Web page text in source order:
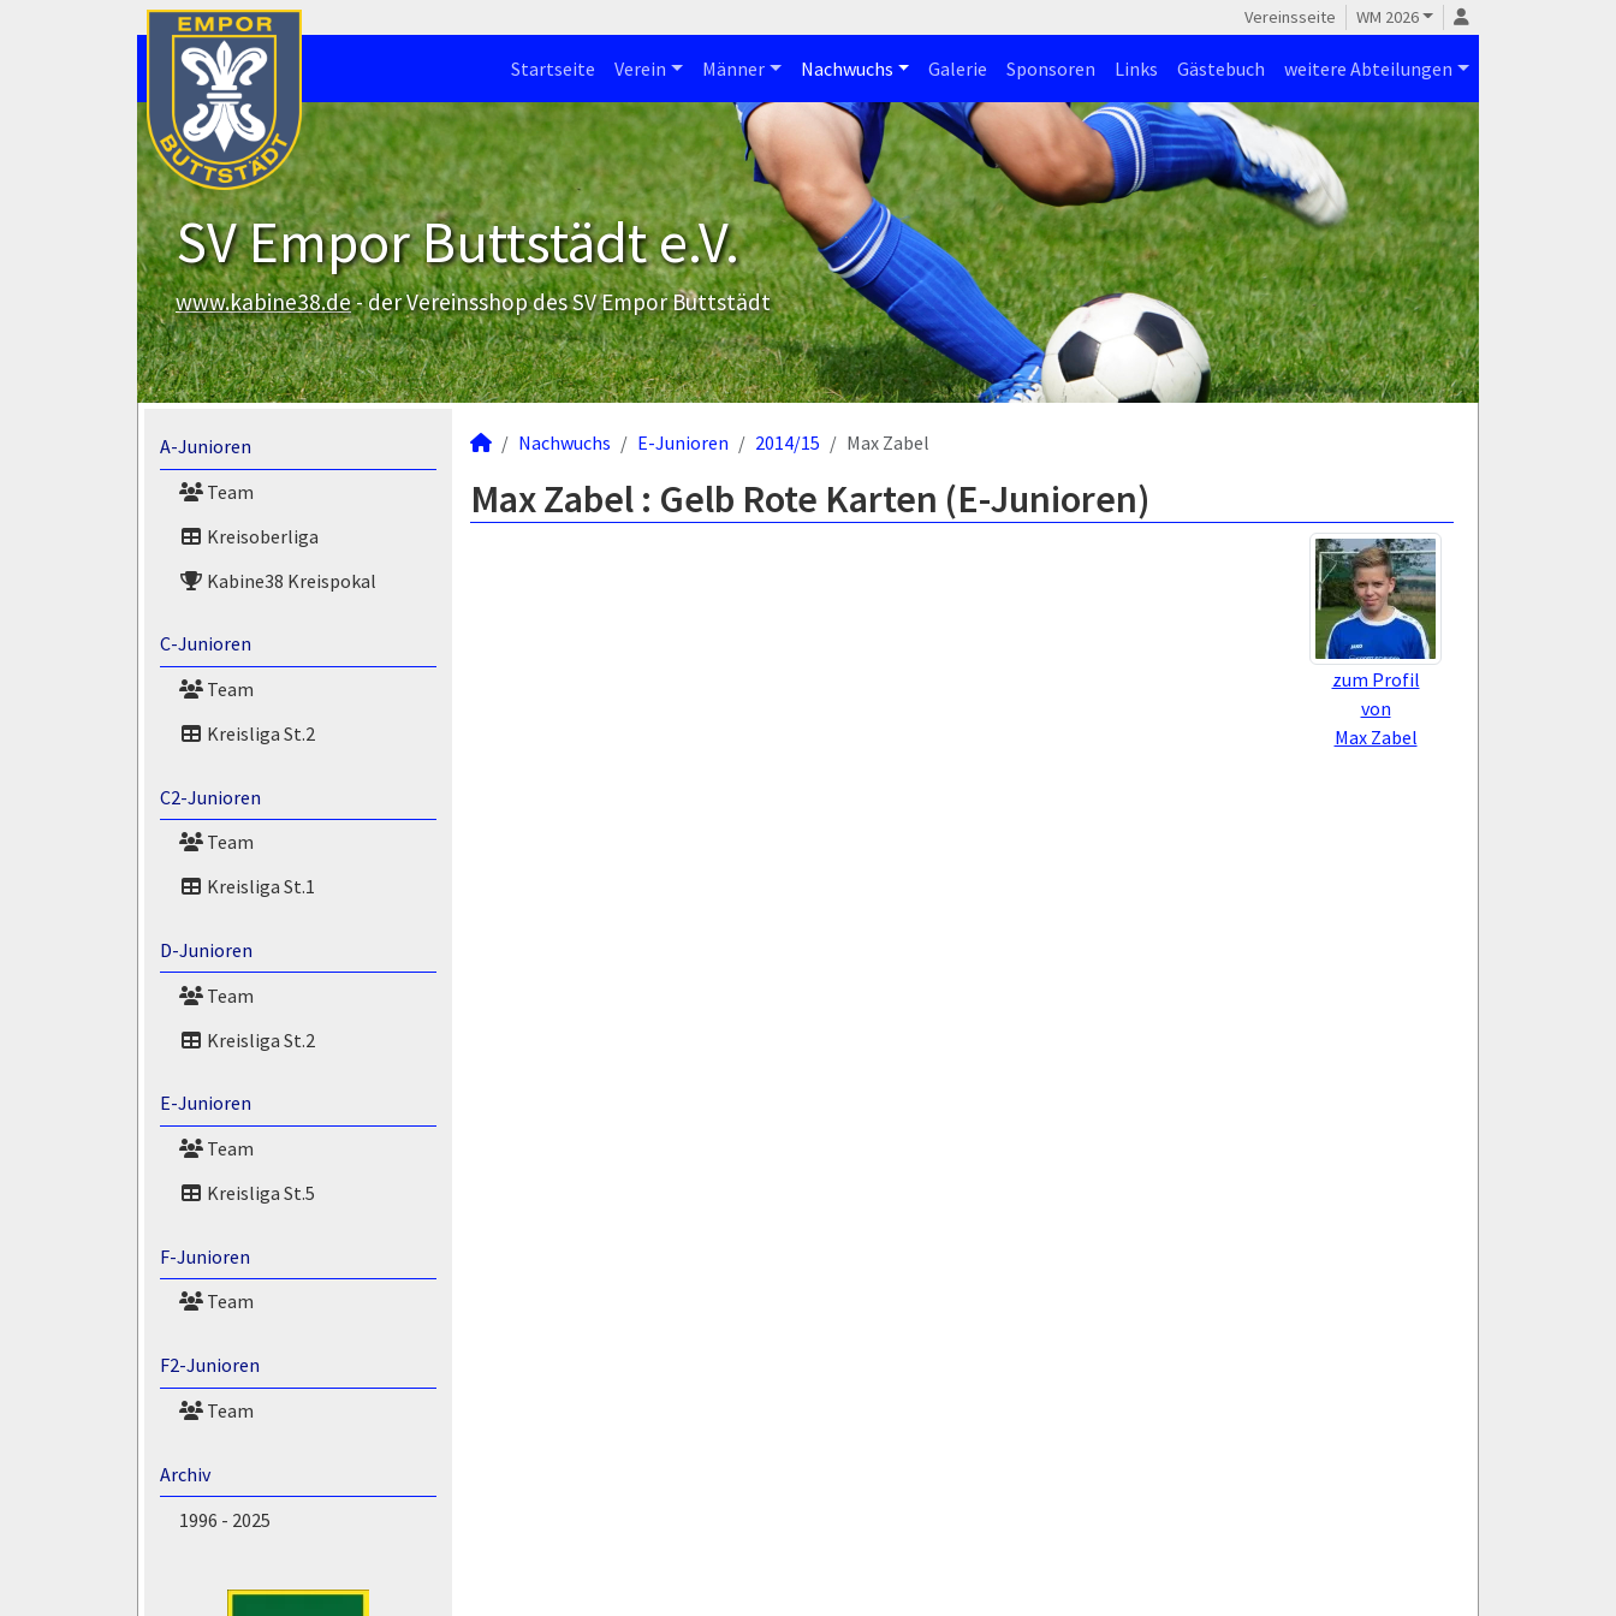
Vereinsseite WM 2026
Startseite Verein Männer Nachwuchs Galerie Sponsoren Links Gästebuch weitere Abteilungen
SV Empor Buttstädt e.V.
www.kabine38.de- der Vereinsshop des SV Empor Buttstädt
A-Junioren
Team
Kreisoberliga
Kabine38 Kreispokal
C-Junioren
Team
Kreisliga St.2
C2-Junioren
Team
Kreisliga St.1
D-Junioren
Team
Kreisliga St.2
E-Junioren
Team
Kreisliga St.5
F-Junioren
Team
F2-Junioren
Team
Archiv
1996 - 2025
Nachwuchs E-Junioren 2014/15 Max Zabel
Max Zabel : Gelb Rote Karten (E-Junioren)
zum Profil
von
Max Zabel